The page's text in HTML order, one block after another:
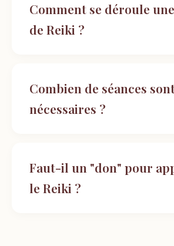
Comment se déroule
de Reiki ?
Combien de séances
nécessaires ?
Faut-il un "don" pour
le Reiki ?